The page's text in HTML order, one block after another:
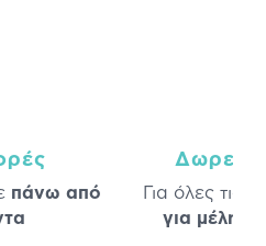
πάνω από
Δωρεάν
Για όλες τις
για μέλη